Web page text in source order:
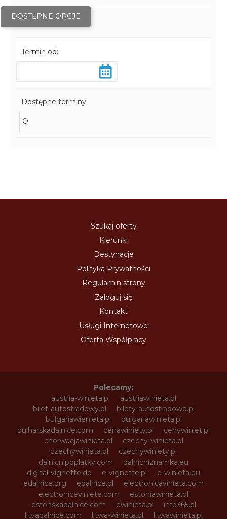
DOSTĘPNE OPCJE
Termin od:
Dostępne terminy:
O
Szukaj oferty
Kierunki
Destynacje
Polityka Prywatności
Regulamin strony
Zaloguj się
Kontakt
Usługi Internetowe
Oferta Współpracy
Polecamy:
austria-winieta.pl
austriawinieta.pl
bilet-autostradowy.pl
bilety-autostradowe.pl
bulgariawienieta.pl
bulgariawinieta.pl
bulharskadalnice.com
cenawiniety.pl
cenywiniet.pl
chorwacjawinieta.pl
czechy-winieta.pl
czechywinieta.pl
czechywiniety.pl
dalnicnipoplatky.com
dalnicniznamka.eu
digital-vignette.de
e-vignette.pl
e-winieta.eu
edalnice.org
edalnice.pl
electronicavinieta.com
electroniceviniete.com
estoniawinieta.pl
estonskadalnice.com
ewinieta.pl
info365.pl
litvadalnice.com
litwa-winieta.pl
litwawinieta.pl